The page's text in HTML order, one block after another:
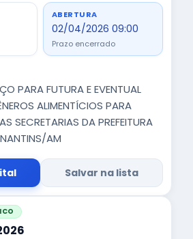
ABERTURA
02/04/2026 09:00
Prazo encerrado
PARA FUTURA E EVENTUAL
ALIMENTÍCIOS PARA
SECRETARIAS DA PREFEITURA
AM
Salvar na lista